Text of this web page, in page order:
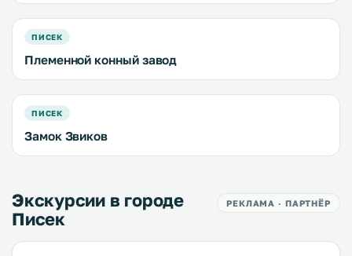
ПИСЕК
Племенной конный завод
ПИСЕК
Замок Звиков
Экскурсии в городе
Писек
РЕКЛАМА · ПАРТНЁР